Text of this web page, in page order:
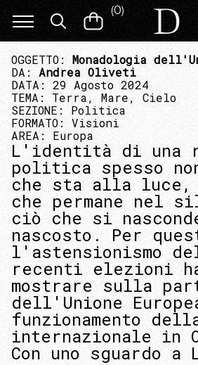
(0)
OGGETTO: Monadologia
DA: Andrea Oliveti
DATA: 29 Agosto 2024
TEMA: Terra, Mare, Cielo
SEZIONE: Politica
FORMATO: Visioni
AREA: Europa
L'identità di una
politica spesso
che sta alla luce,
che permane nel
ciò che si
nascosto. Per
l'astensionismo
recenti elezioni
mostrare sulla
dell'Unione
funzionamento
internazionale in
Con uno sguardo a